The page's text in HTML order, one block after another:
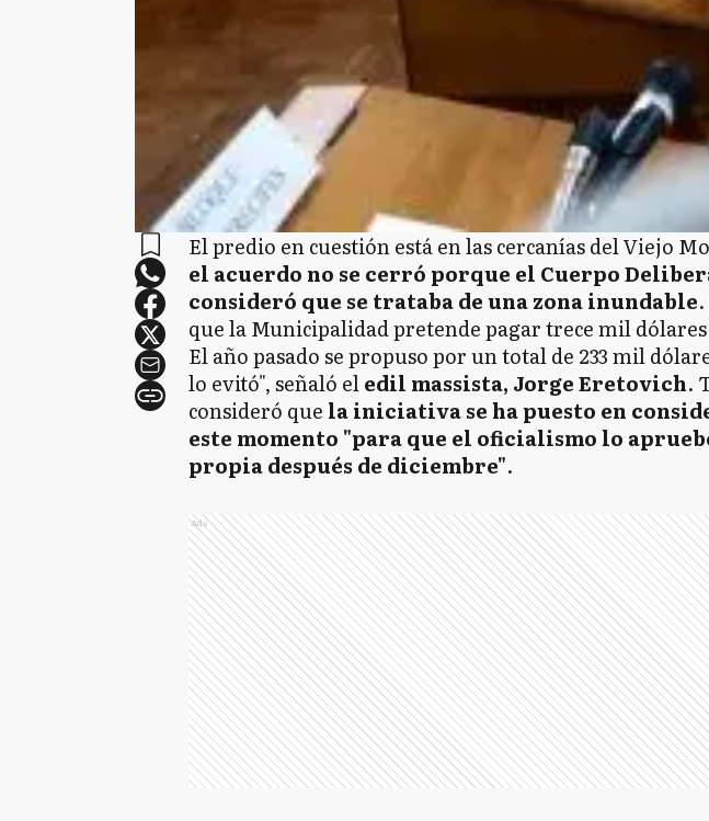
El predio en cuestión está en las cercanías del Viejo
el acuerdo no se cerró porque el Cuerpo
consideró que se trataba de una zona inundable
que la Municipalidad pretende pagar trece mil
El año pasado se propuso por un total de 233 mil
lo evitó", señaló eledil massista, Jorge Eretovich.
consideró que la iniciativa se ha puesto en
este momento "para que el oficialismo lo
propia después de diciembre".
Ads